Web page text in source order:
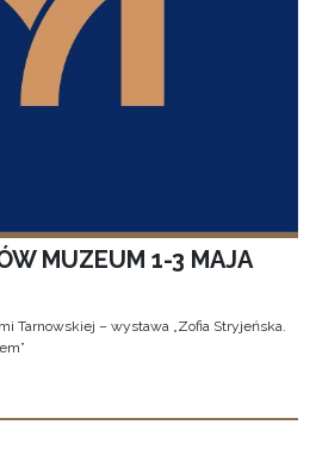
MUZEUM 1-3 MAJA
Tarnowskiej – wystawa „Zofia Stryjeńska.